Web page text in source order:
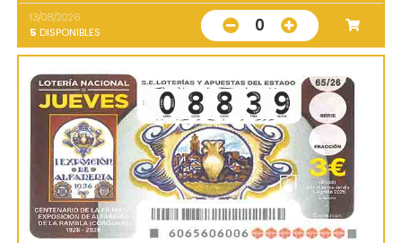
13/08/2026
5 DISPONIBLES 0